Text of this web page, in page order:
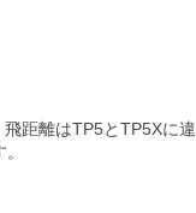
距離はTP5とTP5Xに